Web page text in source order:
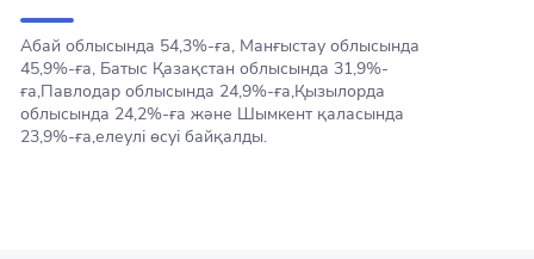
Абай облысында 54,3%-ға, Манғыстау облысында
45,9%-ға, Батыс Қазақстан облысында 31,9%-
ға,Павлодар облысында 24,9%-ға,Қызылорда
облысында 24,2%-ға және Шымкент қаласында
23,9%-ға,елеулі өсуі байқалды.